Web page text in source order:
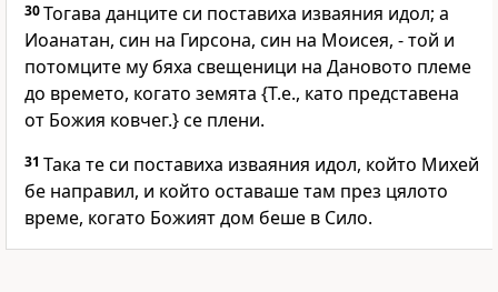
30Тогава данците си поставиха изваяния идол; а
Иоанатан, син на Гирсона, син на Моисея, - той и
потомците му бяха свещеници на Дановото племе
до времето, когато земята {Т.е., като представена
от Божия ковчег.} се плени.
31 Така те си поставиха изваяния идол, който Михей
бе направил, и който оставаше там през цялото
време, когато Божият дом беше в Сило.